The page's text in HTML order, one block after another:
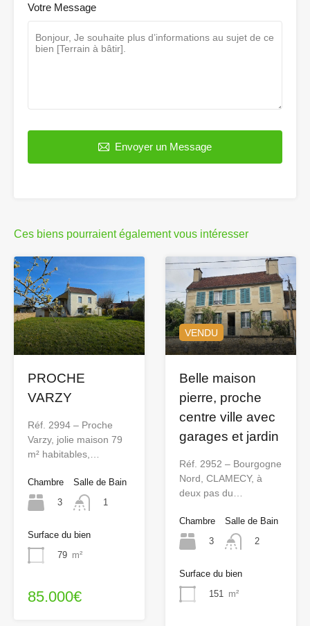
Votre Message
Envoyer un Message
Ces biens pourraient également vous intéresser
PROCHE
VARZY
Réf. 2994 – Proche
Varzy, jolie maison 79
m² habitables,…
Chambre
3
Salle de Bain
1
Surface du bien
79 m²
85.000€
VENDU
Belle maison
pierre, proche
centre ville avec
garages et jardin
Réf. 2952 – Bourgogne
Nord, CLAMECY, à
deux pas du…
Chambre
3
Salle de Bain
2
Surface du bien
151 m²